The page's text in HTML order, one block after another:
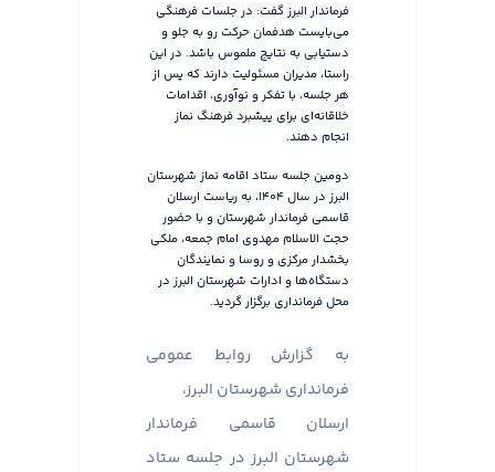
فرماندار البرز گفت: در جلسات فرهنگی
می‌بایست هدفمان حرکت رو به جلو و
دستیابی به نتایج ملموس باشد. در این
راستا، مدیران مسئولیت دارند که پس از
هر جلسه، با تفکر و نوآوری، اقدامات
خلاقانه‌ای برای پیشبرد فرهنگ نماز
انجام دهند.
دومین جلسه ستاد اقامه نماز شهرستان
البرز در سال ۱۴۰۴، به ریاست ارسلان
قاسمی فرماندار شهرستان و با حضور
حجت الاسلام مهدوی امام جمعه، ملکی
بخشدار مرکزی و روسا و نمایندگان
دستگاه‌ها و ادارات شهرستان البرز در
محل فرمانداری برگزار گردید.
به گزارش روابط عمومی
فرمانداری شهرستان البرز،
ارسلان قاسمی فرماندار
شهرستان البرز در جلسه ستاد